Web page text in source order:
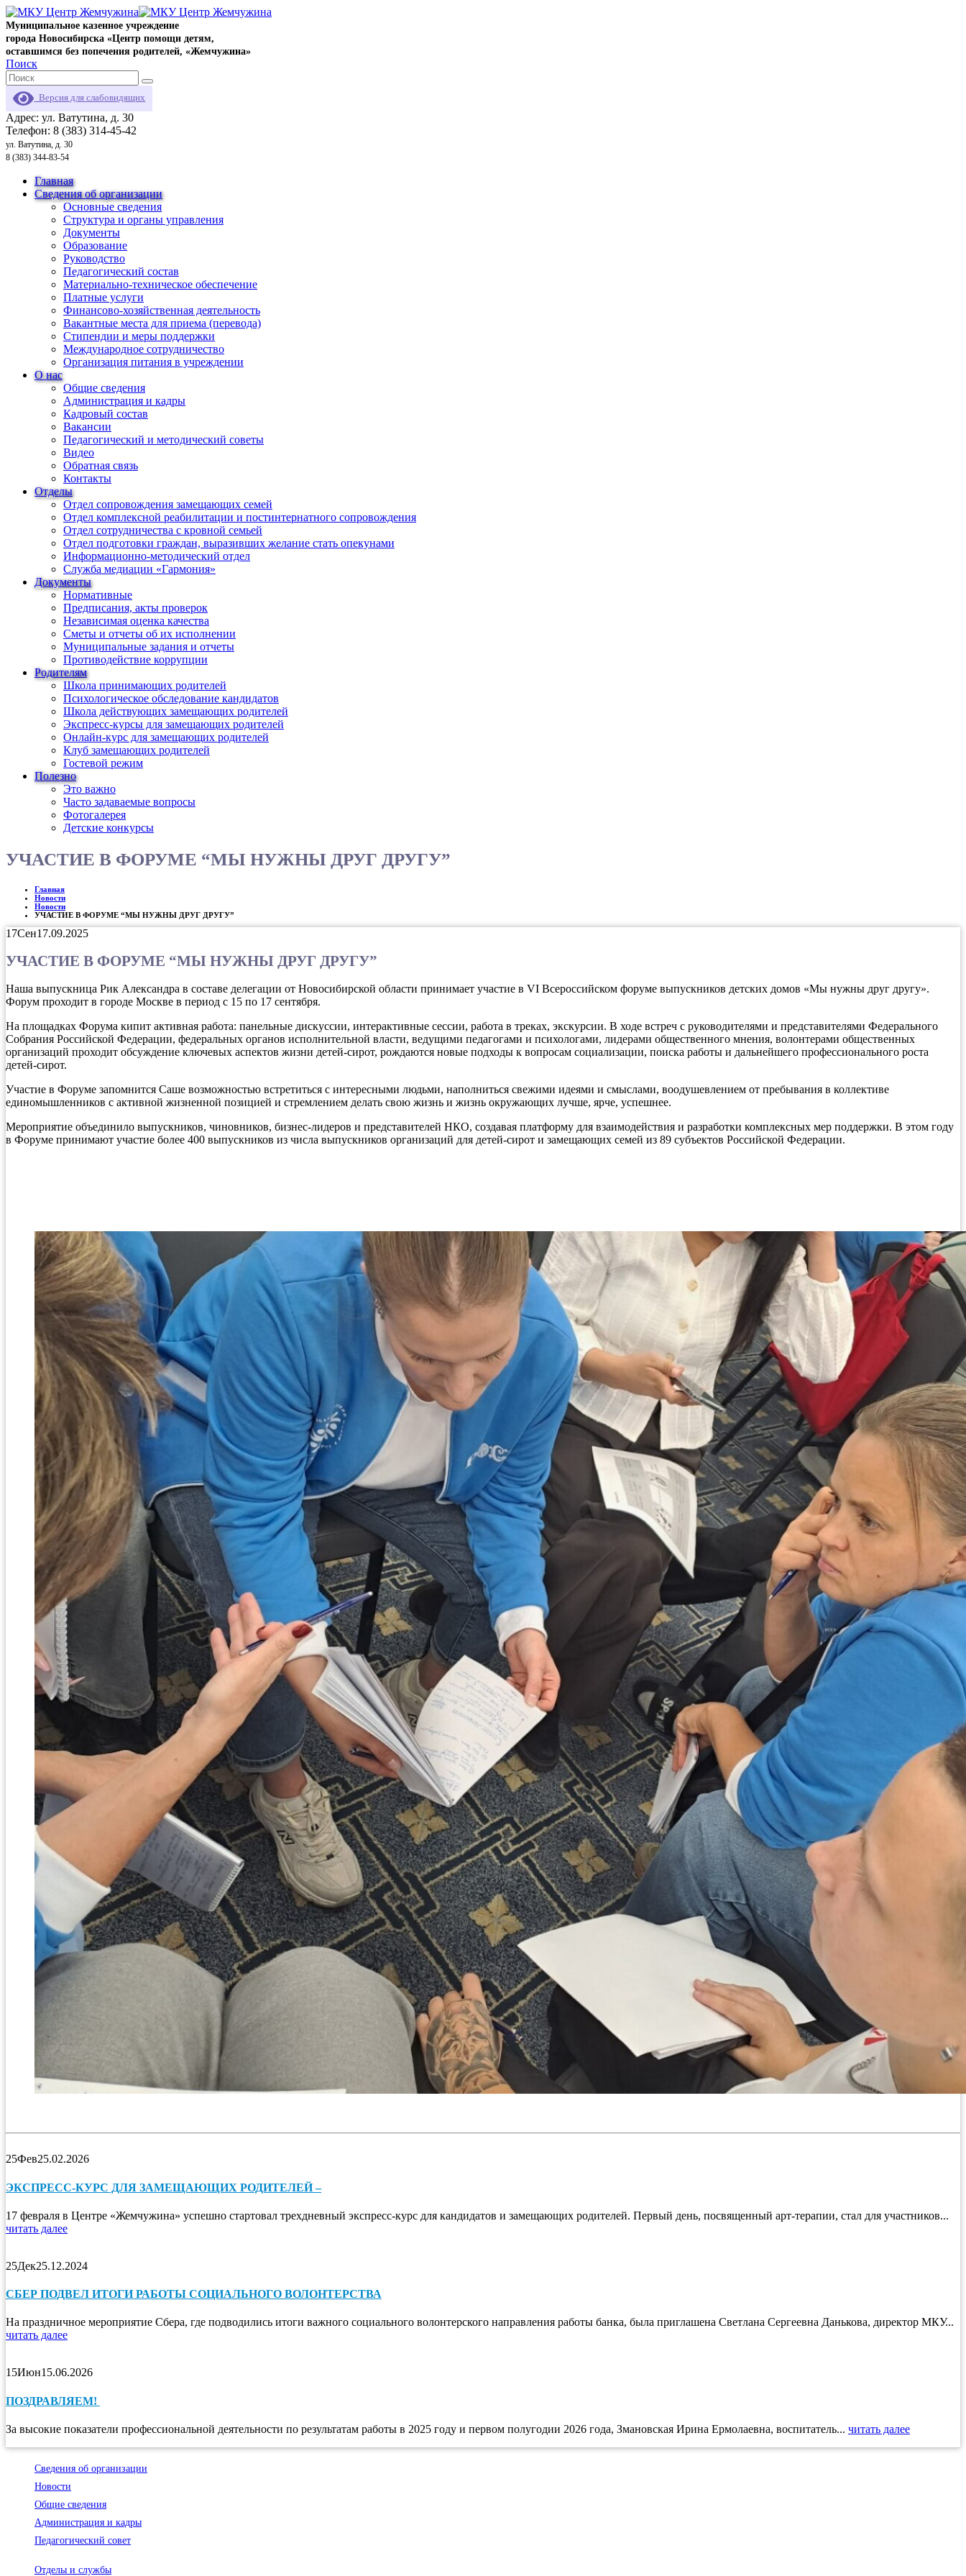
Муниципальное казенное учреждение
города Новосибирска «Центр помощи детям,
оставшимся без попечения родителей, «Жемчужина»
Поиск
Версия для слабовидящих
Адрес: ул. Ватутина, д. 30
Телефон: 8 (383) 314-45-42
ул. Ватутина, д. 30
8 (383) 344-83-54
Главная
Сведения об организации
Основные сведения
Структура и органы управления
Документы
Образование
Руководство
Педагогический состав
Материально-техническое обеспечение
Платные услуги
Финансово-хозяйственная деятельность
Вакантные места для приема (перевода)
Стипендии и меры поддержки
Международное сотрудничество
Организация питания в учреждении
О нас
Общие сведения
Администрация и кадры
Кадровый состав
Вакансии
Педагогический и методический советы
Видео
Обратная связь
Контакты
Отделы
Отдел сопровождения замещающих семей
Отдел комплексной реабилитации и постинтернатного сопровождения
Отдел сотрудничества с кровной семьей
Отдел подготовки граждан, выразивших желание стать опекунами
Информационно-методический отдел
Служба медиации «Гармония»
Документы
Нормативные
Предписания, акты проверок
Независимая оценка качества
Сметы и отчеты об их исполнении
Муниципальные задания и отчеты
Противодействие коррупции
Родителям
Школа принимающих родителей
Психологическое обследование кандидатов
Школа действующих замещающих родителей
Экспресс-курсы для замещающих родителей
Онлайн-курс для замещающих родителей
Клуб замещающих родителей
Гостевой режим
Полезно
Это важно
Часто задаваемые вопросы
Фотогалерея
Детские конкурсы
УЧАСТИЕ В ФОРУМЕ “МЫ НУЖНЫ ДРУГ ДРУГУ”
Главная
Новости
Новости
УЧАСТИЕ В ФОРУМЕ “МЫ НУЖНЫ ДРУГ ДРУГУ”
17Сен17.09.2025
УЧАСТИЕ В ФОРУМЕ “МЫ НУЖНЫ ДРУГ ДРУГУ”
Наша выпускница Рик Александра в составе делегации от Новосибирской области принимает участие в VI Всероссийском форуме выпускников детских домов «Мы нужны друг другу».
Форум проходит в городе Москве в период с 15 по 17 сентября.
На площадках Форума кипит активная работа: панельные дискуссии, интерактивные сессии, работа в треках, экскурсии. В ходе встреч с руководителями и представителями Федерального
Собрания Российской Федерации, федеральных органов исполнительной власти, ведущими педагогами и психологами, лидерами общественного мнения, волонтерами общественных
организаций проходит обсуждение ключевых аспектов жизни детей-сирот, рождаются новые подходы к вопросам социализации, поиска работы и дальнейшего профессионального роста
детей-сирот.
Участие в Форуме запомнится Саше возможностью встретиться с интересными людьми, наполниться свежими идеями и смыслами, воодушевлением от пребывания в коллективе
единомышленников с активной жизненной позицией и стремлением делать свою жизнь и жизнь окружающих лучше, ярче, успешнее.
Мероприятие объединило выпускников, чиновников, бизнес-лидеров и представителей НКО, создавая платформу для взаимодействия и разработки комплексных мер поддержки. В этом году
в Форуме принимают участие более 400 выпускников из числа выпускников организаций для детей-сирот и замещающих семей из 89 субъектов Российской Федерации.
25Фев25.02.2026
ЭКСПРЕСС-КУРС ДЛЯ ЗАМЕЩАЮЩИХ РОДИТЕЛЕЙ –
17 февраля в Центре «Жемчужина» успешно стартовал трехдневный экспресс-курс для кандидатов и замещающих родителей. Первый день, посвященный арт-терапии, стал для участников...
читать далее
25Дек25.12.2024
СБЕР ПОДВЕЛ ИТОГИ РАБОТЫ СОЦИАЛЬНОГО ВОЛОНТЕРСТВА
На праздничное мероприятие Сбера, где подводились итоги важного социального волонтерского направления работы банка, была приглашена Светлана Сергеевна Данькова, директор МКУ...
читать далее
15Июн15.06.2026
ПОЗДРАВЛЯЕМ!
За высокие показатели профессиональной деятельности по результатам работы в 2025 году и первом полугодии 2026 года, Змановская Ирина Ермолаевна, воспитатель... читать далее
Сведения об организации
Новости
Общие сведения
Администрация и кадры
Педагогический совет
Отделы и службы